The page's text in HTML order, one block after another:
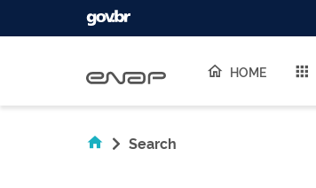
HOME
Search